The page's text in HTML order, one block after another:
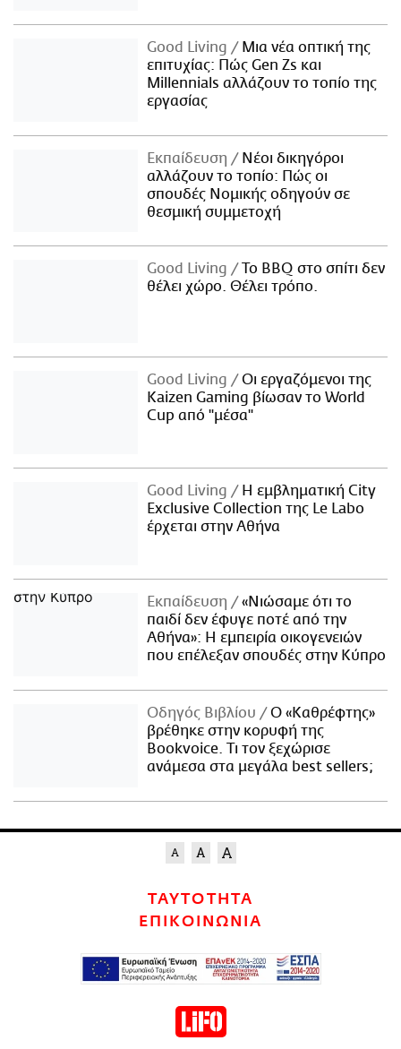
Good Living
Μια νέα οπτική της
επιτυχίας: Πώς Gen Zs και
Millennials αλλάζουν το τοπίο της
εργασίας
Εκπαίδευση
Νέοι δικηγόροι
αλλάζουν το τοπίο: Πώς οι
σπουδές Νομικής οδηγούν σε
θεσμική συμμετοχή
Good Living
Το BBQ στο σπίτι δεν
θέλει χώρο. Θέλει τρόπο.
Good Living
Οι εργαζόμενοι της
Kaizen Gaming βίωσαν το World
Cup από "μέσα"
Good Living
Η εμβληματική City
Exclusive Collection της Le Labo
έρχεται στην Αθήνα
Εκπαίδευση
«Νιώσαμε ότι το
παιδί δεν έφυγε ποτέ από την
Αθήνα»: Η εμπειρία οικογενειών
που επέλεξαν σπουδές στην Κύπρο
Οδηγός Βιβλίου
Ο «Καθρέφτης»
βρέθηκε στην κορυφή της
Bookvoice. Τι τον ξεχώρισε
ανάμεσα στα μεγάλα best sellers;
ΤΑΥΤΟΤΗΤΑ
ΕΠΙΚΟΙΝΩΝΙΑ